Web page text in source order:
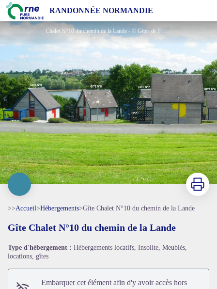
RANDONNÉE NORMANDIE
Gîte Chalet N°10 du chemin de la Lande
Chalet N°10 du chemin de la Lande - © Gites de France Orne
Voir l'image en plein écran
Imprimer
>>Accueil>Hébergements>Gîte Chalet N°10 du chemin de la Lande
Gîte Chalet N°10 du chemin de la Lande
Type d'hébergement : Hébergements locatifs, Insolite, Meublés,
locations, gîtes
Embarquer cet élément afin d'y avoir accès hors